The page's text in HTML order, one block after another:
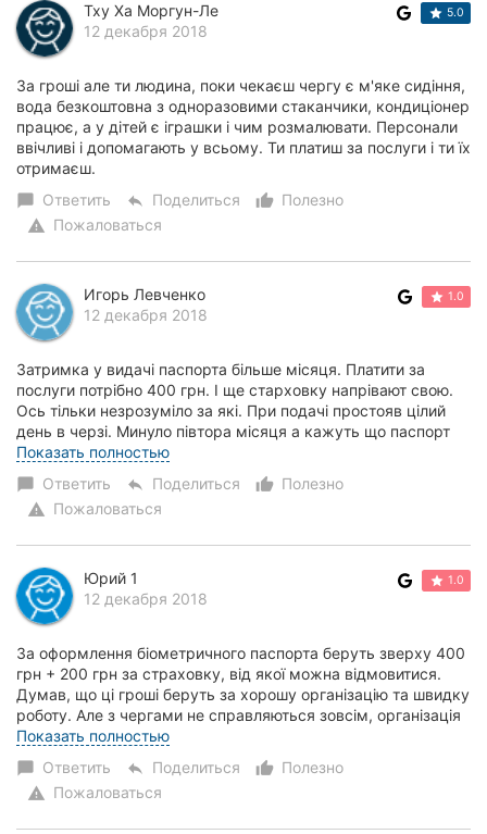
Тху Ха Моргун-Ле
12 декабря 2018
5.0
За гроші але ти людина, поки чекаєш чергу є м'яке сидіння,
вода безкоштовна з одноразовими стаканчики, кондиціонер
працює, а у дітей є іграшки і чим розмалювати. Персонали
ввічливі і допомагають у всьому. Ти платиш за послуги і ти їх
отримаєш.
chat_bubble Ответить reply Поделиться thumb_up_alt
Полезно
warning Пожаловаться
Игорь Левченко
12 декабря 2018
1.0
Затримка у видачі паспорта більше місяця. Платити за
послуги потрібно 400 грн. І ще старховку напрівают свою.
Ось тільки незрозуміло за які. При подачі простояв цілий
день в черзі. Минуло півтора місяця а кажуть що паспорт
буде не раніше ніж через мі...
Показать полностью
chat_bubble Ответить reply Поделиться thumb_up_alt
Полезно
warning Пожаловаться
Юрий 1
12 декабря 2018
1.0
За оформлення біометричного паспорта беруть зверху 400
грн + 200 грн за страховку, від якої можна відмовитися.
Думав, що ці гроші беруть за хорошу організацію та швидку
роботу. Але з чергами не справляються зовсім, організація
жахлива. Був в черзі пр...
Показать полностью
chat_bubble Ответить reply Поделиться thumb_up_alt
Полезно
warning Пожаловаться